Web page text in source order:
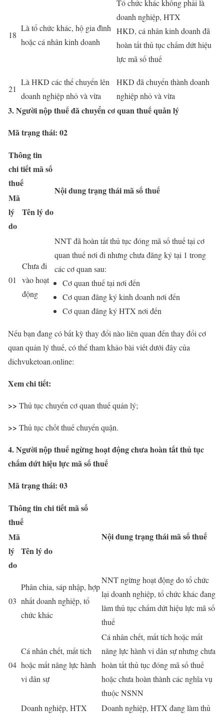
18
Là tổ chức khác, hộ gia đình
hoặc cá nhân kinh doanh
Tổ chức khác không phải là
doanh nghiệp, HTX
HKD, cá nhân kinh doanh đã
hoàn tất thủ tục chấm dứt hiệu
lực mã số thuế
21
Là HKD các thể chuyển lên
doanh nghiệp nhỏ và vừa
HKD đã chuyển thành doanh
nghiệp nhỏ và vừa
3. Người nộp thuế đã chuyển cơ quan thuế quản lý
Mã trạng thái: 02
Thông tin
chi tiết mã số
thuế
Nội dung trạng thái mã số thuế
Mã
lý
do
Tên lý do
01
Chưa đi
vào hoạt
động
NNT đã hoàn tất thủ tục đóng mã số thuế tại cơ
quan thuế nơi đi nhưng chưa đăng ký tại 1 trong
các cơ quan sau:
Cơ quan thuế tại nơi đến
Cơ quan đăng ký kinh doanh nơi đến
Cơ quan đăng ký HTX nơi đến
Nếu bạn đang có bất kỳ thay đổi nào liên quan đến thay đổi cơ
quan quản lý thuế, có thể tham khảo bài viết dưới đây của
dichvuketoan.online:
Xem chi tiết:
>> Thủ tục chuyển cơ quan thuế quản lý;
>> Thủ tục chốt thuế chuyển quận.
4. Người nộp thuế ngừng hoạt động chưa hoàn tất thủ tục
chấm dứt hiệu lực mã số thuế
Mã trạng thái: 03
Thông tin chi tiết mã số
thuế
Nội dung trạng thái mã số thuế
Mã
lý
do
Tên lý do
03
Phân chia, sáp nhập, hợp
nhất doanh nghiệp, tổ
chức khác
NNT ngừng hoạt động do tổ chức
lại doanh nghiệp, tổ chức khác đang
làm thủ tục chấm dứt hiệu lực mã số
thuế
04
Cá nhân chết, mất tích
hoặc mất năng lực hành
vi dân sự
Cá nhân chết, mất tích hoặc mất
năng lực hành vi dân sự nhưng chưa
hoàn tất thủ tục đóng mã số thuế
hoặc chưa hoàn thành các nghĩa vụ
thuộc NSNN
Doanh nghiệp, HTX
Doanh nghiệp, HTX đang làm thủ